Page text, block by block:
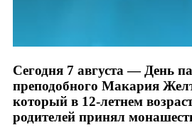
Сегодня 7 августа — День
преподобного Макария
который в 12-летнем
родителей принял